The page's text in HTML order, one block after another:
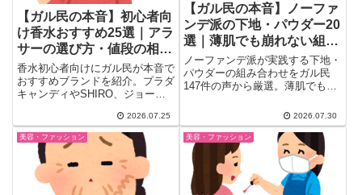
【ガル民の本音】初心者向
け香水おすすめ25選｜アラ
サーの選び方・値段の相場
まとめ
香水初心者向けにガル民が本音で
おすすめブランドを紹介。プラダ
キャンディやSHIRO、ジョーマ
が高い理由、つけすぎない香らせ
方のコツまで、アラサー・アラフ
ォー世代のリアルな声を25選ま
とめました。
2026.07.25
【ガル民の本音】ノーファ
ンデ派の下地・パウダー20
選｜薄肌でも崩れない組み
合わせ徹底比較
ノーファンデ派が実践する下地・
パウダーの組み合わせをガル民
147件の声から厳選。薄肌でも崩
を卒業する理由、毛穴カバーのコ
ツまで、プチプラからデパコスま
で幅広く紹介します。
2026.07.30
美容・ファッション 美容・ファッション